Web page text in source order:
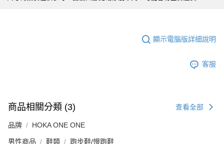
顯示電腦版詳細說明
客服
商品相關分類 (3) 查看全部
品牌 HOKA ONE ONE
男性商品 鞋類 跑步鞋/慢跑鞋